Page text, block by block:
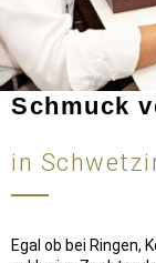
Schmuck
in
Egal ob bei Ringen,